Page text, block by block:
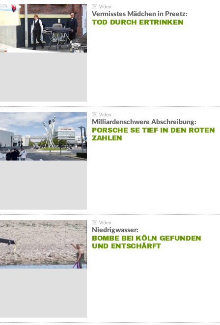
Vermisstes Mädchen in Preetz:
TOD DURCH ERTRINKEN
Milliardenschwere Abschreibung:
PORSCHE SE TIEF IN DEN ROTEN
ZAHLEN
Niedrigwasser:
BOMBE BEI KÖLN GEFUNDEN
UND ENTSCHÄRFT